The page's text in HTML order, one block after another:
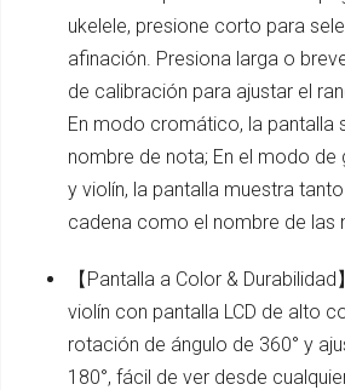
ukelele, presione corto para
afinación. Presiona larga o
de calibración para ajustar el
En modo cromático, la pantalla
nombre de nota; En el modo de
y violín, la pantalla muestra
cadena como el nombre de las
【Pantalla a Color &
violín con pantalla LCD de alto
rotación de ángulo de 360° y
180°, fácil de ver desde